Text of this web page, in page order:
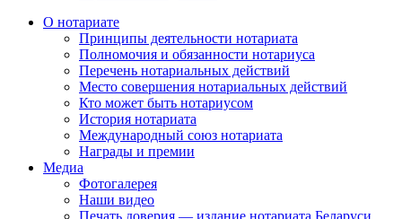
О нотариате
Принципы деятельности нотариата
Полномочия и обязанности нотариуса
Перечень нотариальных действий
Место совершения нотариальных действий
Кто может быть нотариусом
История нотариата
Международный союз нотариата
Награды и премии
Медиа
Фотогалерея
Наши видео
Печать доверия — издание нотариата Беларуси